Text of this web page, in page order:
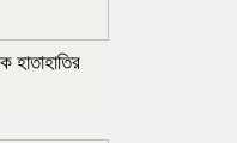
হাতাহাতির